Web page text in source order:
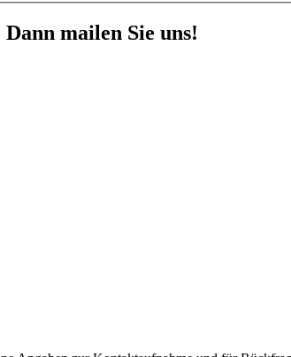
mailen Sie uns!